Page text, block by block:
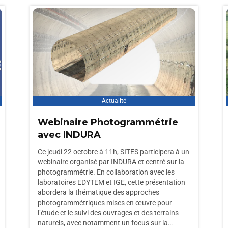
Actualité
Webinaire Photogrammétrie
avec INDURA
Ce jeudi 22 octobre à 11h, SITES participera à un
webinaire organisé par INDURA et centré sur la
photogrammétrie. En collaboration avec les
laboratoires EDYTEM et IGE, cette présentation
abordera la thématique des approches
photogrammétriques mises en œuvre pour
l’étude et le suivi des ouvrages et des terrains
naturels, avec notamment un focus sur la…